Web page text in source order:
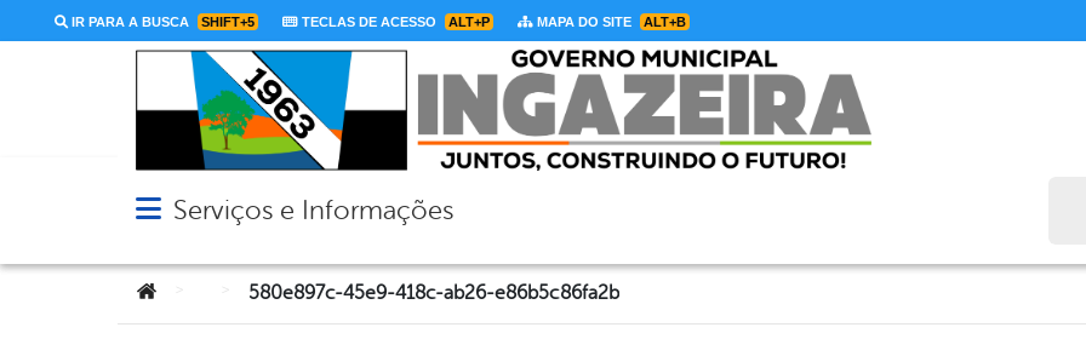
IR PARA A BUSCA SHIFT+5 TECLAS DE ACESSO ALT+P MAPA DO SITE ALT+B
Abrir menu principal de navegação
Serviços e Informações
Você está aqui:580e897c-45e9-418c-ab26-e86b5c86fa2b